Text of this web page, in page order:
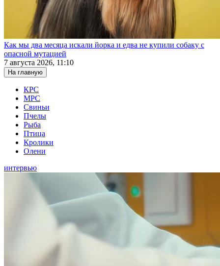
Как мы два месяца искали йорка и едва не купили собаку с
опасной мутацией
7 августа 2026, 11:10
На главную
КРС
МРС
Свиньи
Пчелы
Рыба
Птица
Кролики
Олени
интервью